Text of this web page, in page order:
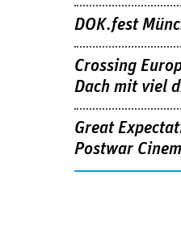
DOK.fest
Crossing
Dach mit viel
Great
Postwar